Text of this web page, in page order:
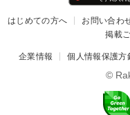
はじめての方へ お問い合わ
掲載
企業情報 個人情報保護方
©